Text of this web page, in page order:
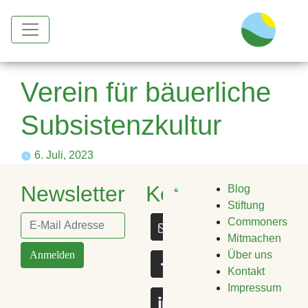
Verein für bäuerliche
Subsistenzkultur
6. Juli, 2023
Newsletter
Anmelden
Kontakt
Blog
Stiftung
Commoners
Mitmachen
Über uns
Kontakt
Impressum